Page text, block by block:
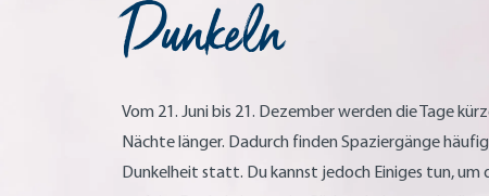
Dunkeln
Vom 21. Juni bis 21. Dezember werden die Tage
Nächte länger. Dadurch finden Spaziergänge
Dunkelheit statt. Du kannst jedoch Einiges tun, um